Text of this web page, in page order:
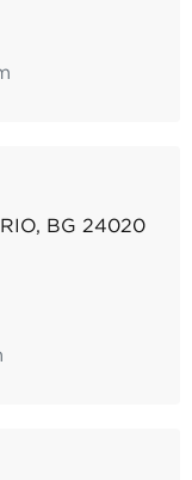
BG 24020